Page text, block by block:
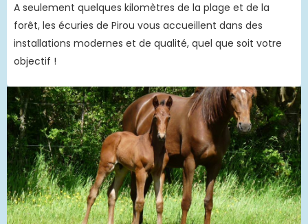
A seulement quelques kilomètres de la plage et de la
forêt, les écuries de Pirou vous accueillent dans des
installations modernes et de qualité, quel que soit votre
objectif !